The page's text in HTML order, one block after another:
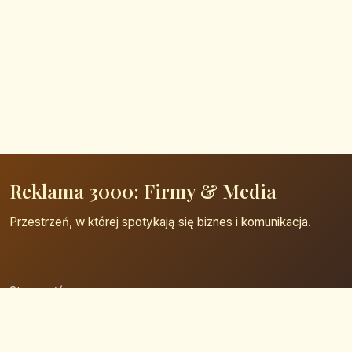
Reklama 3000: Firmy & Media
Przestrzeń, w której spotykają się biznes i komunikacja.
Strona główna